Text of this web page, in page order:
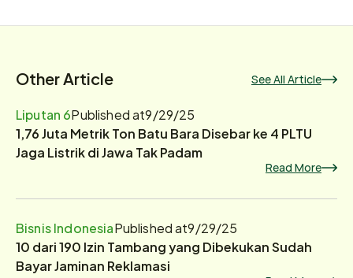
Other Article See All Article
Liputan 6Published at9/29/25
1,76 Juta Metrik Ton Batu Bara Disebar ke 4 PLTU
Jaga Listrik di Jawa Tak Padam
Read More
Bisnis IndonesiaPublished at9/29/25
10 dari 190 Izin Tambang yang Dibekukan Sudah
Bayar Jaminan Reklamasi